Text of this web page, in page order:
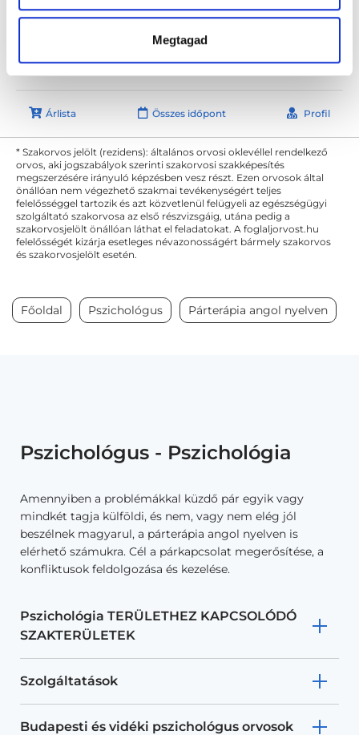
Megtagad
Budapest, I. kerület, Mészáros u. 2.
Árlista Összes időpont Profil
* Szakorvos jelölt (rezidens): általános orvosi oklevéllel rendelkező
orvos, aki jogszabályok szerinti szakorvosi szakképesítés
megszerzésére irányuló képzésben vesz részt. Ezen orvosok által
önállóan nem végezhető szakmai tevékenységért teljes
felelősséggel tartozik és azt közvetlenül felügyeli az egészségügyi
szolgáltató szakorvosa az első részvizsgáig, utána pedig a
szakorvosjelölt önállóan láthat el feladatokat. A foglaljorvost.hu
felelősségét kizárja esetleges névazonosságért bármely szakorvos
és szakorvosjelölt esetén.
Főoldal Pszichológus Párterápia angol nyelven
Pszichológus - Pszichológia
Amennyiben a problémákkal küzdő pár egyik vagy
mindkét tagja külföldi, és nem, vagy nem elég jól
beszélnek magyarul, a párterápia angol nyelven is
elérhető számukra. Cél a párkapcsolat megerősítése, a
konfliktusok feldolgozása és kezelése.
Pszichológia TERÜLETHEZ KAPCSOLÓDÓ
SZAKTERÜLETEK
Szolgáltatások
Budapesti és vidéki pszichológus orvosok